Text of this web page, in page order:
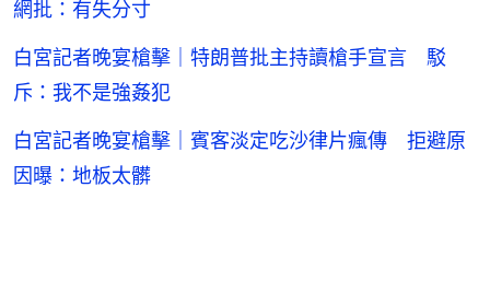
網批：有失分寸
白宮記者晚宴槍擊｜特朗普批主持讀槍手宣言 駁
斥：我不是強姦犯
白宮記者晚宴槍擊｜賓客淡定吃沙律片瘋傳 拒避原
因曝：地板太髒